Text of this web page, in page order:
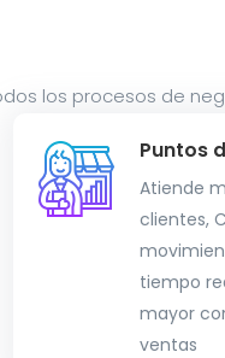
los procesos de
Puntos
Atiende
clientes,
tiempo
mayor
ventas